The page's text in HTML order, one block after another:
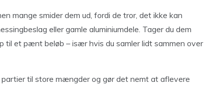
mange smider dem ud, fordi de tror, det ikke kan
eller gamle aluminiumdele. Tager du dem
til et pænt beløb – især hvis du samler lidt sammen over
til store mængder og gør det nemt at aflevere